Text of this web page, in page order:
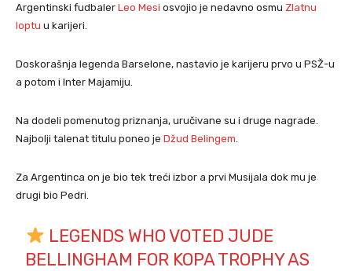
Argentinski fudbaler Leo Mesi osvojio je nedavno osmu Zlatnu
loptu u karijeri.
Doskorašnja legenda Barselone, nastavio je karijeru prvo u PSŽ-u
a potom i Inter Majamiju.
Na dodeli pomenutog priznanja, uručivane su i druge nagrade.
Najbolji talenat titulu poneo je Džud Belingem
Za Argentinca on je bio tek treći izbor a prvi Musijala dok mu je
drugi bio Pedri.
LEGENDS WHO VOTED JUDE
BELLINGHAM FOR KOPA TROPHY AS